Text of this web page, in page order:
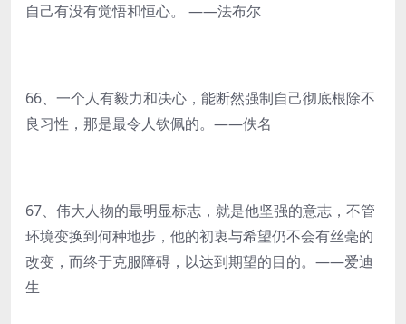
自己有没有觉悟和恒心。 ——法布尔
66、一个人有毅力和决心，能断然强制自己彻底根除不
良习性，那是最令人钦佩的。——佚名
67、伟大人物的最明显标志，就是他坚强的意志，不管
环境变换到何种地步，他的初衷与希望仍不会有丝毫的
改变，而终于克服障碍，以达到期望的目的。——爱迪
生